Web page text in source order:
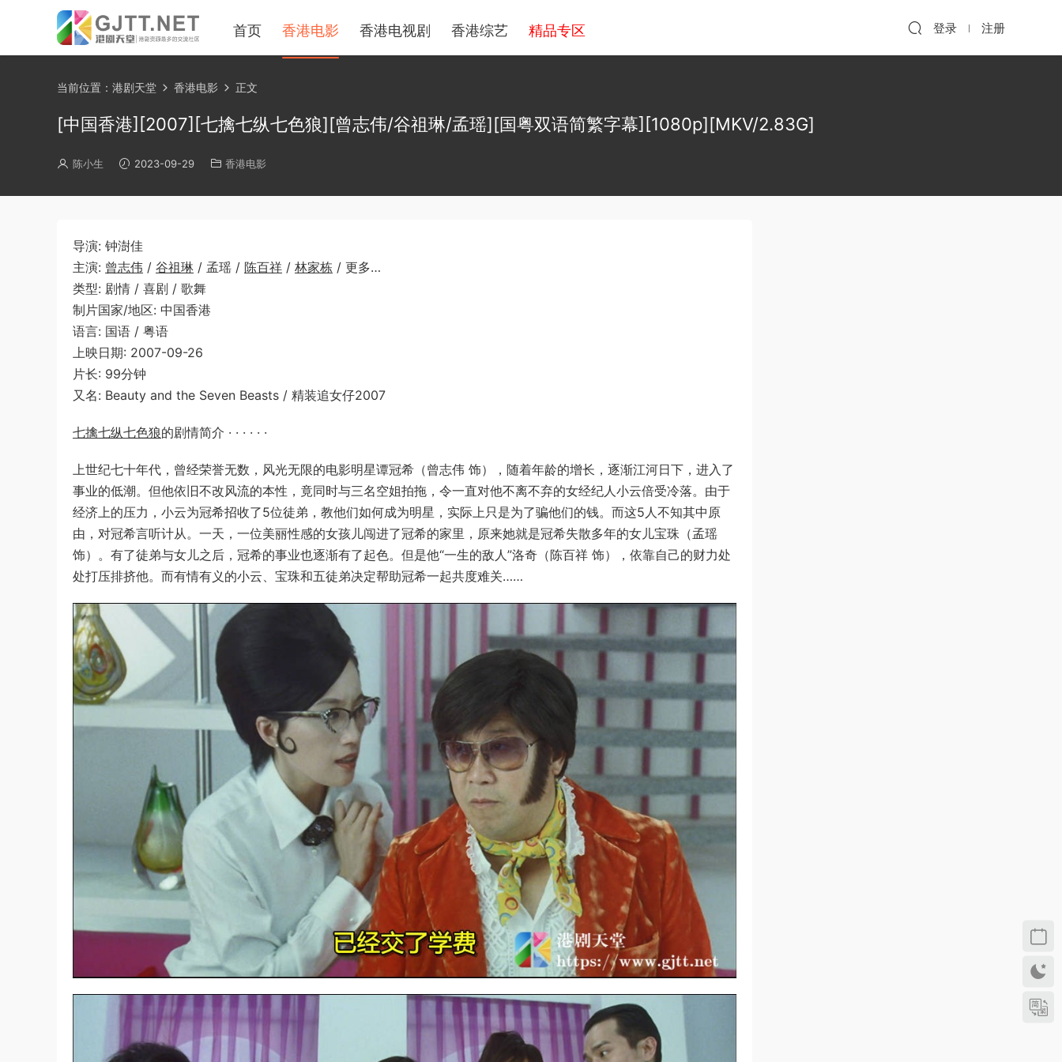
首页 香港电影 香港电视剧 香港综艺 精品专区 登录 注册
当前位置： 港剧天堂 香港电影 正文
[中国香港][2007][七擒七纵七色狼][曾志伟/谷祖琳/孟瑶][国粤双语简繁字幕][1080p][MKV/2.83G]
陈小生 2023-09-29 香港电影
导演: 钟澍佳
主演: 曾志伟 / 谷祖琳 / 孟瑶 / 陈百祥 / 林家栋 / 更多…
类型: 剧情 / 喜剧 / 歌舞
制片国家/地区: 中国香港
语言: 国语 / 粤语
上映日期: 2007-09-26
片长: 99分钟
又名: Beauty and the Seven Beasts / 精装追女仔2007
七擒七纵七色狼的剧情简介 · · · · · ·
上世纪七十年代，曾经荣誉无数，风光无限的电影明星谭冠希（曾志伟 饰），随着年龄的增长，逐渐江河日下，进入了
事业的低潮。但他依旧不改风流的本性，竟同时与三名空姐拍拖，令一直对他不离不弃的女经纪人小云倍受冷落。由于
经济上的压力，小云为冠希招收了5位徒弟，教他们如何成为明星，实际上只是为了骗他们的钱。而这5人不知其中原
由，对冠希言听计从。一天，一位美丽性感的女孩儿闯进了冠希的家里，原来她就是冠希失散多年的女儿宝珠（孟瑶
饰）。有了徒弟与女儿之后，冠希的事业也逐渐有了起色。但是他“一生的敌人”洛奇（陈百祥 饰），依靠自己的财力处
处打压排挤他。而有情有义的小云、宝珠和五徒弟决定帮助冠希一起共度难关……